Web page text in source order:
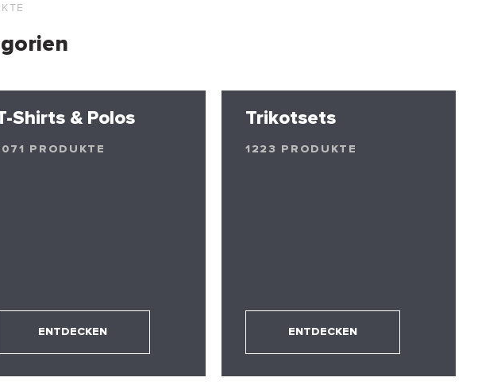
Shirts & Polos
PRODUKTE
ENTDECKEN
Trikotsets
1223 PRODUKTE
ENTDECKEN